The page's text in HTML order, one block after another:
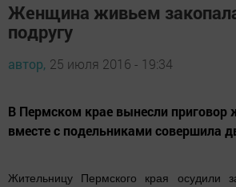
Женщина живьем
подругу
автор, 25 июля 2016 - 19:34
В Пермском крае вынесли приговор
вместе с подельниками совершила
Жительницу Пермского края осудили